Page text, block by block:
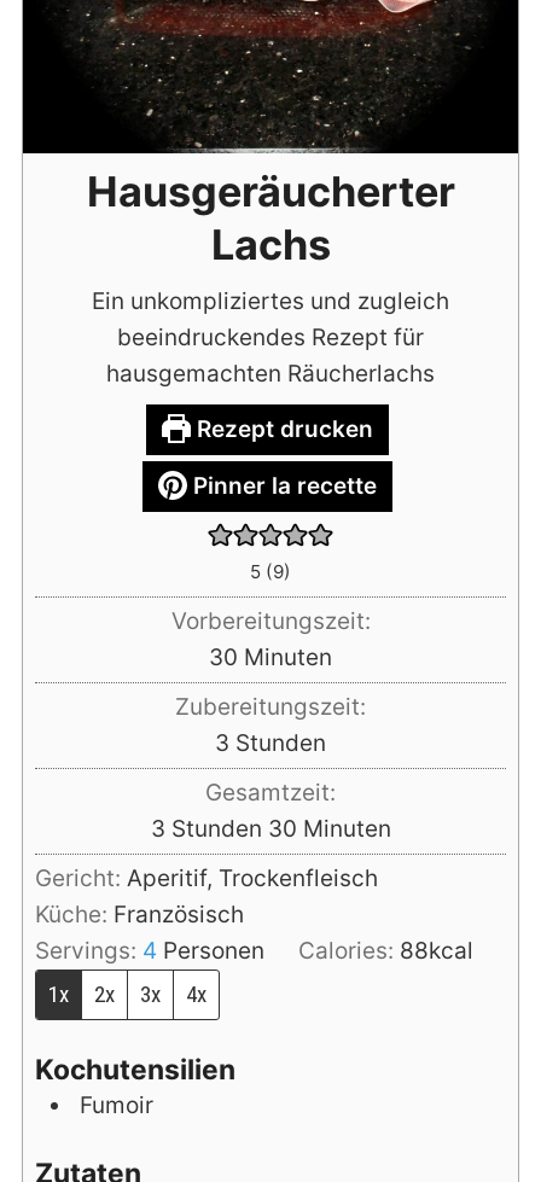
Hausgeräucherter
Lachs
Ein unkompliziertes und zugleich
beeindruckendes Rezept für
hausgemachten Räucherlachs
Rezept drucken
Pinner la recette
5 (9)
Vorbereitungszeit:
30 Minuten
Minuten
Zubereitungszeit:
3 Stunden
Stunden
Gesamtzeit:
3Stunden
Stunden 30Minuten
Minuten
Gericht: Aperitif, Trockenfleisch
Küche: Französisch
Servings: 4 Personen Calories: 88kcal
1x
2x 3x 4x
Kochutensilien
Fumoir
Zutaten